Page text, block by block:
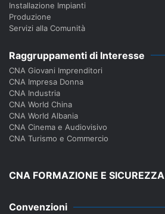
Installazione Impianti
Produzione
Servizi alla Comunità
Raggruppamenti di Interesse
CNA Giovani Imprenditori
CNA Impresa Donna
CNA Industria
CNA World China
CNA World Albania
CNA Cinema e Audiovisivo
CNA Turismo e Commercio
CNA FORMAZIONE E SICUREZZA
Convenzioni